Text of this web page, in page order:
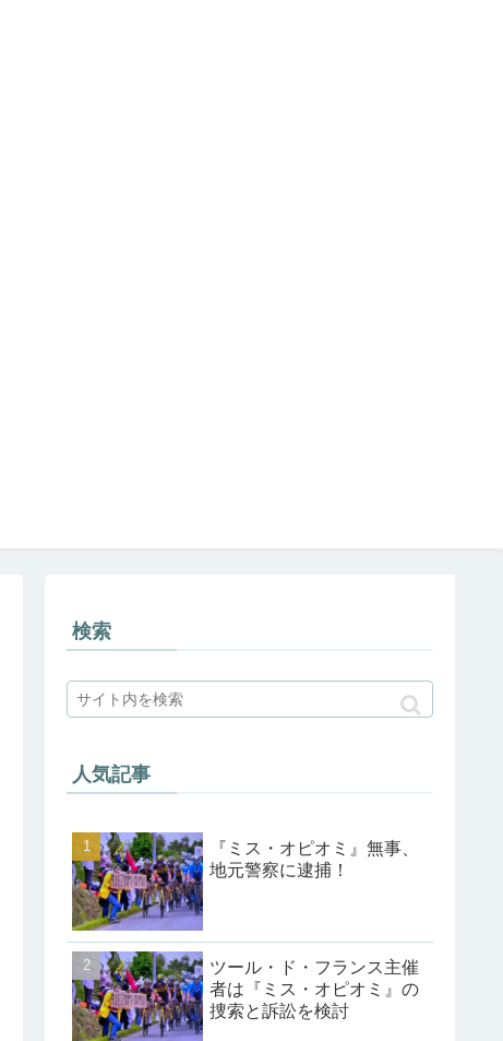
検索
人気記事
『ミス・オピオミ』無事、
地元警察に逮捕！
ツール・ド・フランス主催
者は『ミス・オピオミ』の
捜索と訴訟を検討